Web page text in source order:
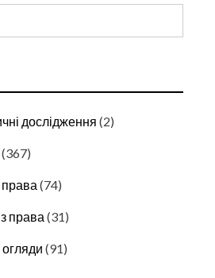
дослідження (2)
(367)
права (74)
права (31)
огляди (91)